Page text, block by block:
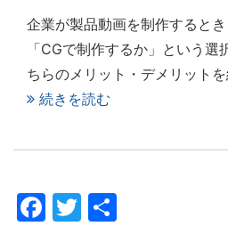
企業が製品動画を制作するとき
「CGで制作するか」という
ちらのメリット・デメリットを
続きを読む
Facebook
Twitter